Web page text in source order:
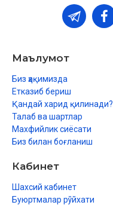
Маълумот
Биз ҳақимизда
Етказиб бериш
Қандай харид қилинади?
Талаб ва шартлар
Махфийлик сиёсати
Биз билан боғланиш
Кабинет
Шахсий кабинет
Буюртмалар рўйхати